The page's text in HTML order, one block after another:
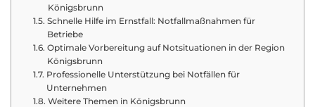
Königsbrunn
Schnelle Hilfe im Ernstfall: Notfallmaßnahmen für
Betriebe
Optimale Vorbereitung auf Notsituationen in der Region
Königsbrunn
Professionelle Unterstützung bei Notfällen für
Unternehmen
Weitere Themen in Königsbrunn